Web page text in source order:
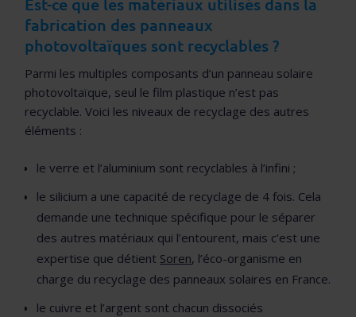
fabrication des panneaux
photovoltaïques sont recyclables ?
Parmi les multiples composants d’un panneau solaire
photovoltaïque, seul le film plastique n’est pas
recyclable. Voici les niveaux de recyclage des autres
éléments :
le verre et l’aluminium sont recyclables à l’infini ;
le silicium a une capacité de recyclage de 4 fois. Cela
demande une technique spécifique pour le séparer
des autres matériaux qui l’entourent, mais c’est une
expertise que détient Soren, l’éco-organisme en
charge du recyclage des panneaux solaires en France.
le cuivre et l’argent sont chacun dissociés